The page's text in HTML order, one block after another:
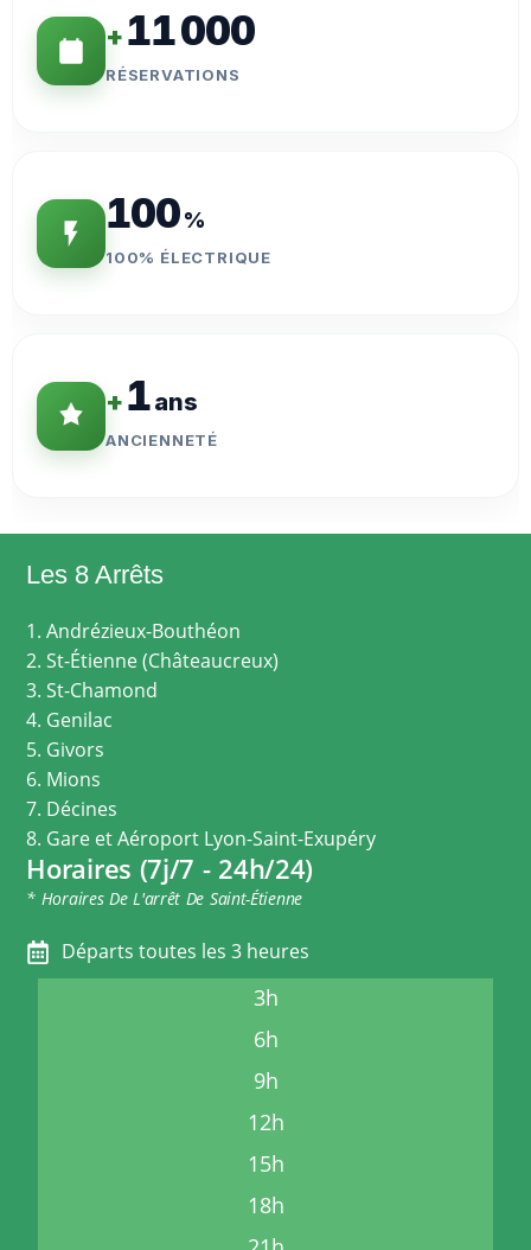
+11 000
RÉSERVATIONS
100%
100% ÉLECTRIQUE
+1ans
ANCIENNETÉ
Les 8 Arrêts
1. Andrézieux-Bouthéon
2. St-Étienne (Châteaucreux)
3. St-Chamond
4. Genilac
5. Givors
6. Mions
7. Décines
8. Gare et Aéroport Lyon-Saint-Exupéry
Horaires (7j/7 - 24h/24)
* Horaires De L'arrêt De Saint-Étienne
Départs toutes les 3 heures
3h
6h
9h
12h
15h
18h